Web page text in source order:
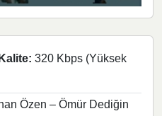
Kalite: 320 Kbps (Yüksek
Özen – Ömür Dediğin